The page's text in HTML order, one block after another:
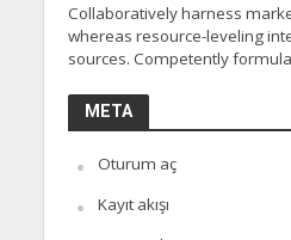
Collaboratively harness
whereas resource-leveling
sources. Competently
META
Oturum aç
Kayıt akışı